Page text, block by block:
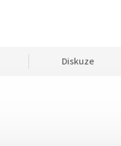
Diskuze